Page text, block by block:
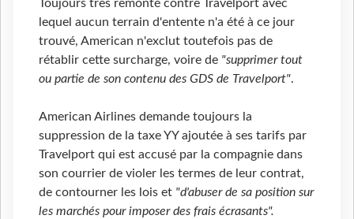
Toujours très remonté contre Travelport avec
lequel aucun terrain d'entente n'a été à ce jour
trouvé, American n'exclut toutefois pas de
rétablir cette surcharge, voire de "supprimer tout
ou partie de son contenu des GDS de Travelport".
American Airlines demande toujours la
suppression de la taxe YY ajoutée à ses tarifs par
Travelport qui est accusé par la compagnie dans
son courrier de violer les termes de leur contrat,
de contourner les lois et "d'abuser de sa position sur
les marchés pour imposer des frais écrasants".